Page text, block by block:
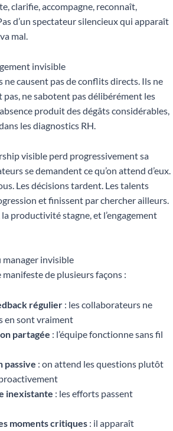
clarifie, accompagne, reconnaît,
d’un spectateur silencieux qui apparaît
mal.
invisible
ne causent pas de conflits directs. Ils ne
ne sabotent pas délibérément les
produit des dégâts considérables,
les diagnostics RH.
visible perd progressivement sa
se demandent ce qu’on attend d’eux.
Les décisions tardent. Les talents
et finissent par chercher ailleurs.
productivité stagne, et l’engagement
manager invisible
manifeste de plusieurs façons :
régulier : les collaborateurs ne
en sont vraiment
partagée : l’équipe fonctionne sans fil
passive : on attend les questions plutôt
inexistante : les efforts passent
moments critiques : il apparaît